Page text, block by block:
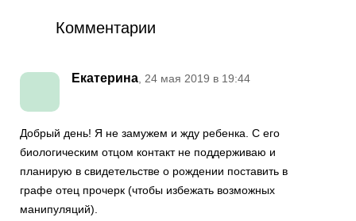
Комментарии
Екатерина, 24 мая 2019 в 19:44
Добрый день! Я не замужем и жду ребенка. С его
биологическим отцом контакт не поддерживаю и
планирую в свидетельстве о рождении поставить в
графе отец прочерк (чтобы избежать возможных
манипуляций).